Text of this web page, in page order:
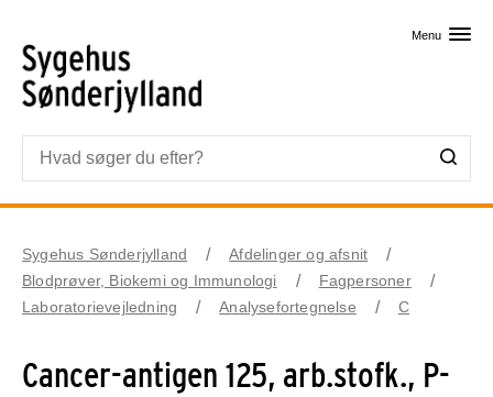
Menu
Sygehus Sønderjylland
Afdelinger og afsnit
Blodprøver, Biokemi og Immunologi
Fagpersoner
Laboratorievejledning
Analysefortegnelse C
Cancer-antigen 125, arb.stofk., P-